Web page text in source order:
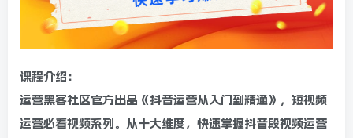
课程介绍：
运营黑客社区官方出品《抖音运营从入门到精通》，短视频
运营必看视频系列。从十大维度，快速掌握抖音段视频运营